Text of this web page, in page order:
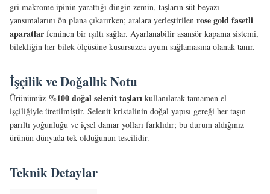
gri makrome ipinin yarattığı dingin zemin, taşların süt beyazı
yansımalarını ön plana çıkarırken; aralara yerleştirilen rose gold fasetli
aparatlar feminen bir ışıltı sağlar. Ayarlanabilir asansör kapama sistemi,
bilekliğin her bilek ölçüsüne kusursuzca uyum sağlamasına olanak tanır.
İşçilik ve Doğallık Notu
Ürünümüz %100 doğal selenit taşları kullanılarak tamamen el
işçiliğiyle üretilmiştir. Selenit kristalinin doğal yapısı gereği her taşın
parıltı yoğunluğu ve içsel damar yolları farklıdır; bu durum aldığınız
ürünün dünyada tek olduğunun tescilidir.
Teknik Detaylar